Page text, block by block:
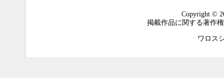
Copyright ©
掲載作品に関する著作
ワロス